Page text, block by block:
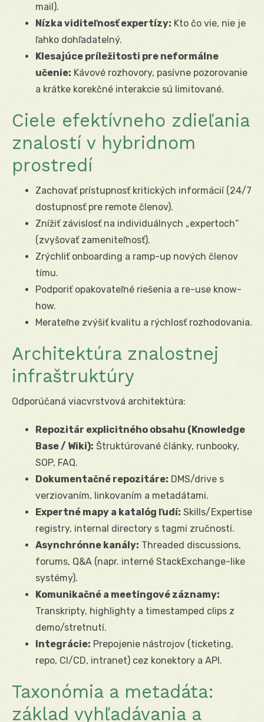
mail).
Nízka viditeľnosť expertízy: Kto čo vie, nie je
ľahko dohľadatelný.
Klesajúce príležitosti pre neformálne
učenie: Kávové rozhovory, pasívne pozorovanie
a krátke korekčné interakcie sú limitované.
Ciele efektívneho zdieľania
znalostí v hybridnom
prostredí
Zachovať prístupnosť kritických informácií (24/7
dostupnosť pre remote členov).
Znížiť závislosť na individuálnych „expertoch“
(zvyšovať zameniteľnosť).
Zrýchliť onboarding a ramp-up nových členov
tímu.
Podporiť opakovateľné riešenia a re-use know-
how.
Merateľne zvýšiť kvalitu a rýchlosť rozhodovania.
Architektúra znalostnej
infraštruktúry
Odporúčaná viacvrstvová architektúra:
Repozitár explicitného obsahu (Knowledge
Base / Wiki): Štruktúrované články, runbooky,
SOP, FAQ.
Dokumentačné repozitáre: DMS/drive s
verziovaním, linkovaním a metadátami.
Expertné mapy a katalóg ľudí: Skills/Expertise
registry, internal directory s tagmi zručností.
Asynchrónne kanály: Threaded discussions,
forums, Q&A (napr. interné StackExchange-like
systémy).
Komunikačné a meetingové záznamy:
Transkripty, highlighty a timestamped clips z
demo/stretnutí.
Integrácie: Prepojenie nástrojov (ticketing,
repo, CI/CD, intranet) cez konektory a API.
Taxonómia a metadáta:
základ vyhľadávania a